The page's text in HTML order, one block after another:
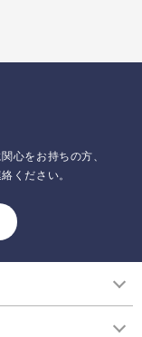
心をお持ちの方、
ください。